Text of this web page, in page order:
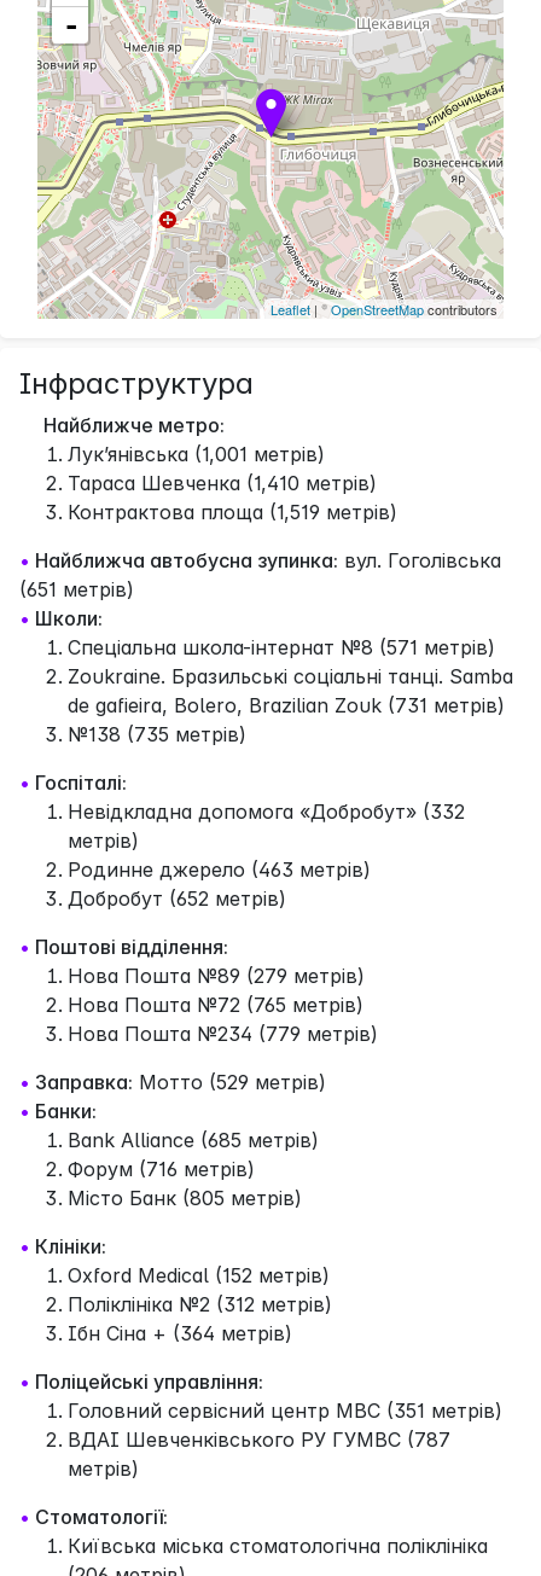
-
Leaflet | ©OpenStreetMapcontributors
Інфраструктура
Найближче метро:
Лук’янівська (1,001 метрів)
Тараса Шевченка (1,410 метрів)
Контрактова площа (1,519 метрів)
• Найближча автобусна зупинка: вул. Гоголівська
(651 метрів)
• Школи:
Спеціальна школа-інтернат №8 (571 метрів)
Zoukraine. Бразильські соціальні танці. Samba
de gafieira, Bolero, Brazilian Zouk (731 метрів)
№138 (735 метрів)
• Госпіталі:
Невідкладна допомога «Добробут» (332
метрів)
Родинне джерело (463 метрів)
Добробут (652 метрів)
• Поштові відділення:
Нова Пошта №89 (279 метрів)
Нова Пошта №72 (765 метрів)
Нова Пошта №234 (779 метрів)
• Заправка: Мотто (529 метрів)
• Банки:
Bank Alliance (685 метрів)
Форум (716 метрів)
Місто Банк (805 метрів)
• Клініки:
Oxford Medical (152 метрів)
Поліклініка №2 (312 метрів)
Ібн Сіна + (364 метрів)
• Поліцейські управління:
Головний сервісний центр МВС (351 метрів)
ВДАІ Шевченківського РУ ГУМВС (787
метрів)
• Стоматології:
Київська міська стоматологічна поліклініка